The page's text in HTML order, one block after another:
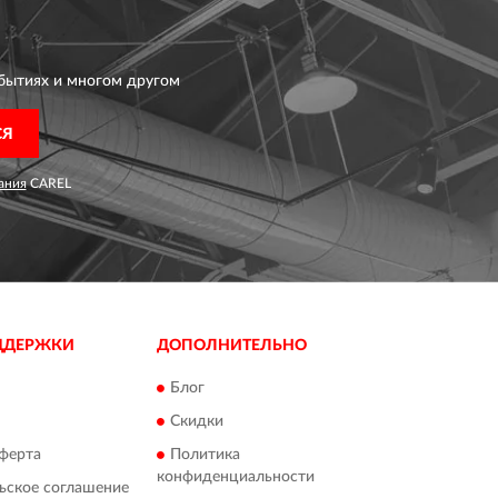
и многом другом
CAREL
соглашение
ДОПОЛНИТЕЛЬНО
Блог
Скидки
Политика
конфиденциальности